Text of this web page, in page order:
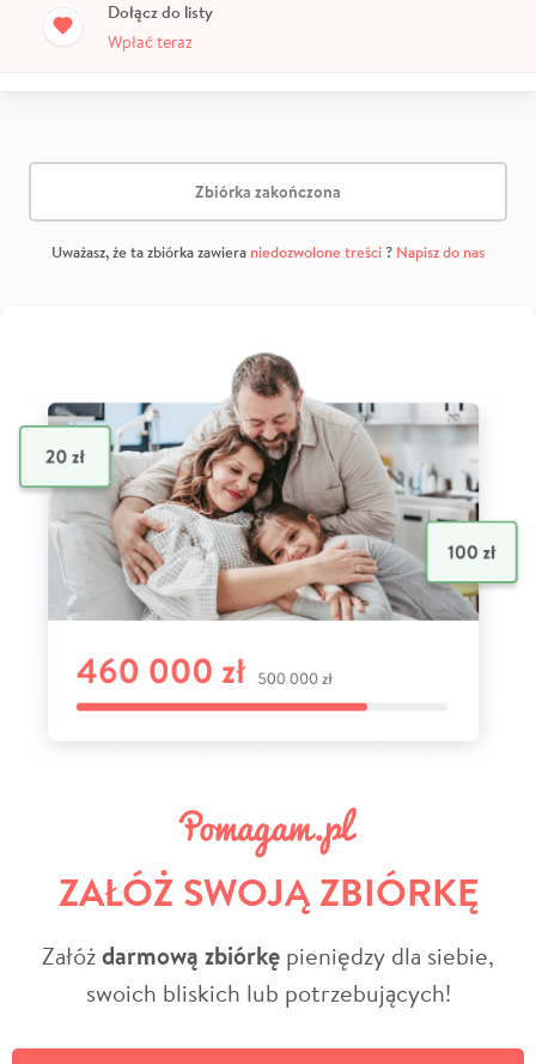
Dołącz do listy
Wpłać teraz
Zbiórka zakończona
Uważasz, że ta zbiórka zawiera niedozwolone treści? Napisz do nas
ZAŁÓŻ SWOJĄ ZBIÓRKĘ
Załóżdarmową zbiórkę pieniędzy dla siebie,
swoich bliskich lub potrzebujących!